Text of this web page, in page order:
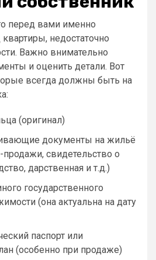
перед вами именно
недостаточно
Важно внимательно
и оценить детали. Вот
всегда должны быть на
(оригинал)
документы на жильё
свидетельство о
дарственная и т.д.)
государственного
(она актуальна на дату
паспорт или
(особенно при продаже)